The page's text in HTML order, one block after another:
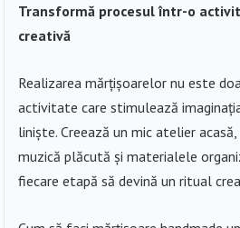
Transformă procesul într-o
creativă
Realizarea mărțișoarelor nu este
activitate care stimulează
liniște. Creează un mic atelier
muzică plăcută și materialele
fiecare etapă să devină un ritual